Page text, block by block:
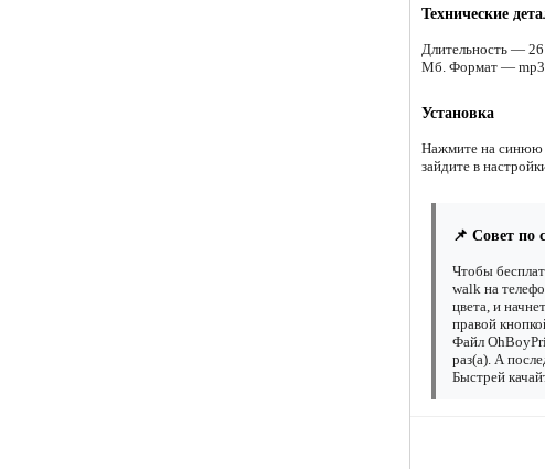
Технические
Длительность —
Мб. Формат —
Установка
Нажмите на синюю
зайдите в
📌 Совет по
Чтобы
walk на
цвета, и
правой
Файл
раз(а). А
Быстрей